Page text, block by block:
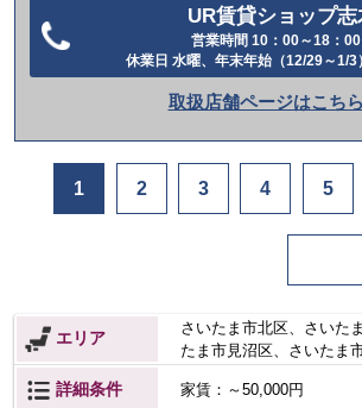
UR賃貸ショップ志
営業時間 10：00～18：
休業日 水曜、年末年始（12/29～1/3
取扱店舗ページはこちら
1 2 3 4 5
エリア さいたま市北区 さいた
たま市見沼区
さいたま
市
鴻巣市 上尾市
詳細条件 家賃：～50,000円